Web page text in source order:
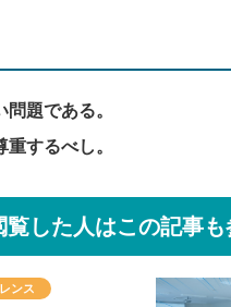
題である。
するべし。
覧した人はこの記事も
ンス